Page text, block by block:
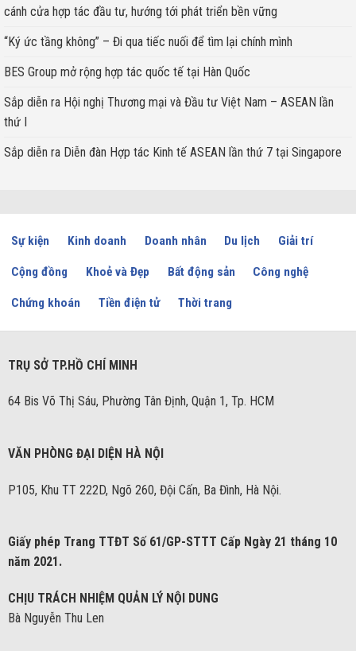
cánh cửa hợp tác đầu tư, hướng tới phát triển bền vững
“Ký ức tầng không” – Đi qua tiếc nuối để tìm lại chính mình
BES Group mở rộng hợp tác quốc tế tại Hàn Quốc
Sắp diễn ra Hội nghị Thương mại và Đầu tư Việt Nam – ASEAN lần
thứ I
Sắp diễn ra Diễn đàn Hợp tác Kinh tế ASEAN lần thứ 7 tại Singapore
Sự kiện Kinh doanh Doanh nhân Du lịch Giải trí
Cộng đồng Khoẻ và Đẹp Bất động sản Công nghệ
Chứng khoán Tiền điện tử Thời trang
TRỤ SỞ TP.HỒ CHÍ MINH
64 Bis Võ Thị Sáu, Phường Tân Định, Quận 1, Tp. HCM
VĂN PHÒNG ĐẠI DIỆN HÀ NỘI
P105, Khu TT 222D, Ngõ 260, Đội Cấn, Ba Đình, Hà Nội.
Giấy phép Trang TTĐT Số 61/GP-STTT Cấp Ngày 21 tháng 10
năm 2021.
CHỊU TRÁCH NHIỆM QUẢN LÝ NỘI DUNG
Bà Nguyễn Thu Len